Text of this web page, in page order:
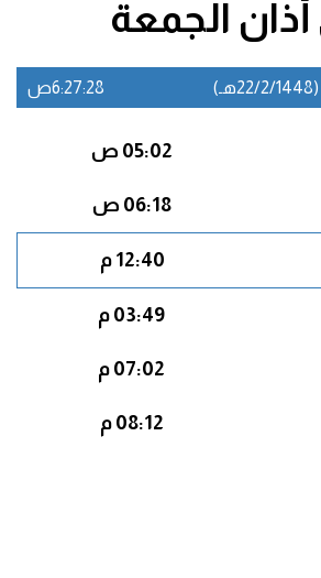
الجمعة
6:27:29ص
05:02 ص
06:18 ص
12:40 م
03:49 م
07:02 م
08:12 م